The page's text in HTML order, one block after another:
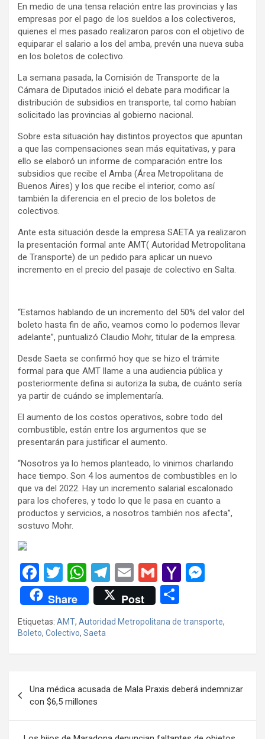
En medio de una tensa relación entre las provincias y las
empresas por el pago de los sueldos a los colectiveros,
quienes el mes pasado realizaron paros con el objetivo de
equiparar el salario a los del amba, prevén una nueva suba
en los boletos de colectivo.
La semana pasada, la Comisión de Transporte de la
Cámara de Diputados inició el debate para modificar la
distribución de subsidios en transporte, tal como habían
solicitado las provincias al gobierno nacional.
Sobre esta situación hay distintos proyectos que apuntan
a que las compensaciones sean más equitativas, y para
ello se elaboró un informe de comparación entre los
subsidios que recibe el Amba (Área Metropolitana de
Buenos Aires) y los que recibe el interior, como así
también la diferencia en el precio de los boletos de
colectivos.
Ante esta situación desde la empresa SAETA ya realizaron
la presentación formal ante AMT( Autoridad Metropolitana
de Transporte) de un pedido para aplicar un nuevo
incremento en el precio del pasaje de colectivo en Salta.
“Estamos hablando de un incremento del 50% del valor del
boleto hasta fin de año, veamos como lo podemos llevar
adelante”, puntualizó Claudio Mohr, titular de la empresa.
Desde Saeta se confirmó hoy que se hizo el trámite
formal para que AMT llame a una audiencia pública y
posteriormente defina si autoriza la suba, de cuánto sería
ya partir de cuándo se implementaría.
El aumento de los costos operativos, sobre todo del
combustible, están entre los argumentos que se
presentarán para justificar el aumento.
“Nosotros ya lo hemos planteado, lo vinimos charlando
hace tiempo. Son 4 los aumentos de combustibles en lo
que va del 2022. Hay un incremento salarial escalonado
para los choferes, y todo lo que le pasa en cuanto a
productos y servicios, a nosotros también nos afecta”,
sostuvo Mohr.
F
a
ce
b
o
k
T
wi
tt
er
W
h
at
s
A
p
T
el
e
gr
a
E
m
ail
G
m
ail
Y
o
o
ail
n
g
Share Post
o
m
p
tir
Etiquetas: AMT, Autoridad Metropolitana de transporte,
Boleto, Colectivo, Saeta
de
entradas
Una médica acusada de Mala Praxis deberá indemnizar
con $6,5 millones